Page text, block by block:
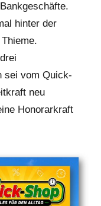
hinter der
sei vom Quick-
neu
Honorarkraft